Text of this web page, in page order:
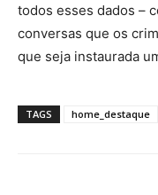
todos esses dados –
conversas que os
que seja instaurada
TAGS home_destaque